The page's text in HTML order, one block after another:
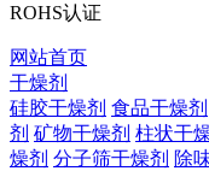
ROHS认证
网站首页
干燥剂
硅胶干燥剂 食品干燥剂
剂 矿物干燥剂 柱状干
燥剂 分子筛干燥剂 除